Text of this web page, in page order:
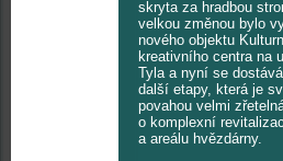
skryta za hradbou
velkou změnou bylo
nového objektu
kreativního centra na
Tyla a nyní se
další etapy, která je
povahou velmi
o komplexní
a areálu hvězdárny.